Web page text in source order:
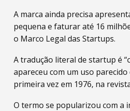
A marca ainda precisa
pequena e faturar até 16
o Marco Legal das Startups.
A tradução literal de startup é
apareceu com um uso
primeira vez em 1976, na
O termo se popularizou com a